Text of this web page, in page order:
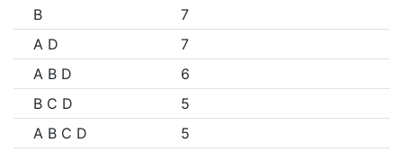
B
7
A D
7
A B D
6
B C D
5
A B C D
5